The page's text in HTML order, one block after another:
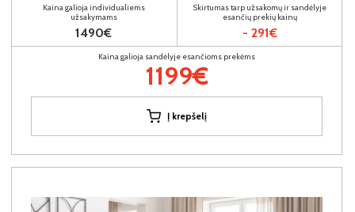
Kaina galioja individualiems
užsakymams
1490€
Skirtumas tarp užsakomų ir sandėlyje
esančių prekių kainų
- 291€
Kaina galioja sandėlyje esančioms prekėms
1199€
Į krepšelį